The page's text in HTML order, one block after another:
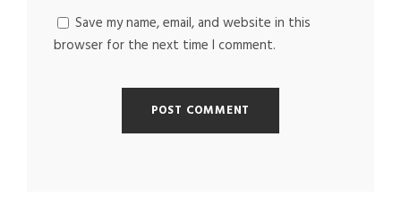
Save my name, email, and website in this
browser for the next time I comment.